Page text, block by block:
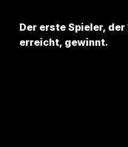
Der erste Spieler,
erreicht, gewinnt.